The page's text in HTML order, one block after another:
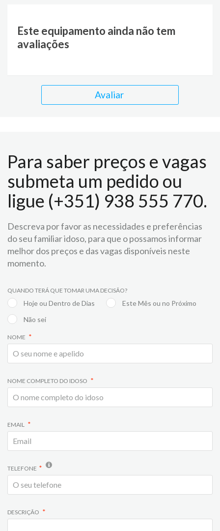
Este equipamento ainda não tem
avaliações
Avaliar
Para saber preços e vagas
submeta um pedido ou
ligue (+351) 938 555 770.
Descreva por favor as necessidades e preferências
do seu familiar idoso, para que o possamos informar
melhor dos preços e das vagas disponíveis neste
momento.
QUANDO TERÁ QUE TOMAR UMA DECISÃO?
Hoje ou Dentro de Dias
Este Mês ou no Próximo
Não sei
NOME
NOME COMPLETO DO IDOSO
EMAIL
TELEFONE
DESCRIÇÃO